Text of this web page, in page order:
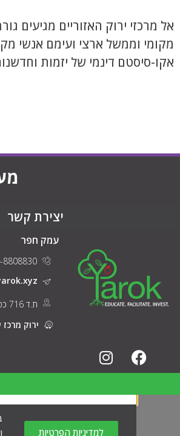
אל מרכזי ירוק האזוריים מגיעים
מקומי וממשל ארצי ועימם אנשי
אקו-סיסטם דינמי של יזמות
יצירת קשר
עמק חפר
8808830
ת.ד 716 כפר מונש 4287500
ירוק
למדיניות הפרטיות